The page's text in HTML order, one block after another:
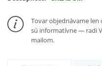
Tovar objednávame len
sú informatívne — radi
mailom.